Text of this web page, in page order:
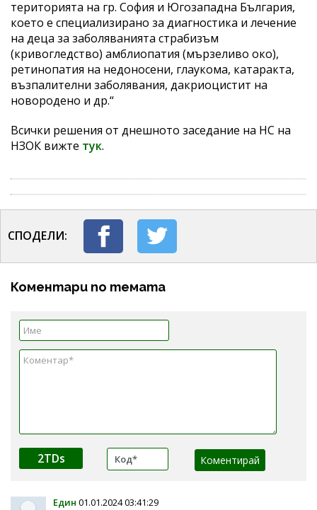
територията на гр. София и Югозападна България,
което е специализирано за диагностика и лечение
на деца за заболяванията страбизъм
(кривогледство) амблиопатия (мързеливо око),
ретинопатия на недоносени, глаукома, катаракта,
възпалителни заболявания, дакриоцистит на
новородено и др.“
Всички решения от днешното заседание на НС на
НЗОК вижте тук.
СПОДЕЛИ:
Коментари по темата
2TDs
Един 01.01.2024 03:41:29